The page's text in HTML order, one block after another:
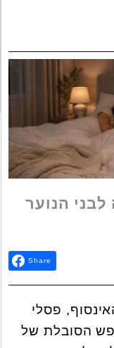
הנוער
Share
פסלי
הסובלת של